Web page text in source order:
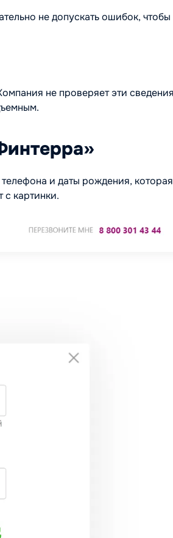
не допускать ошибок, чтобы
не проверяет эти
и даты рождения,
с картинки.